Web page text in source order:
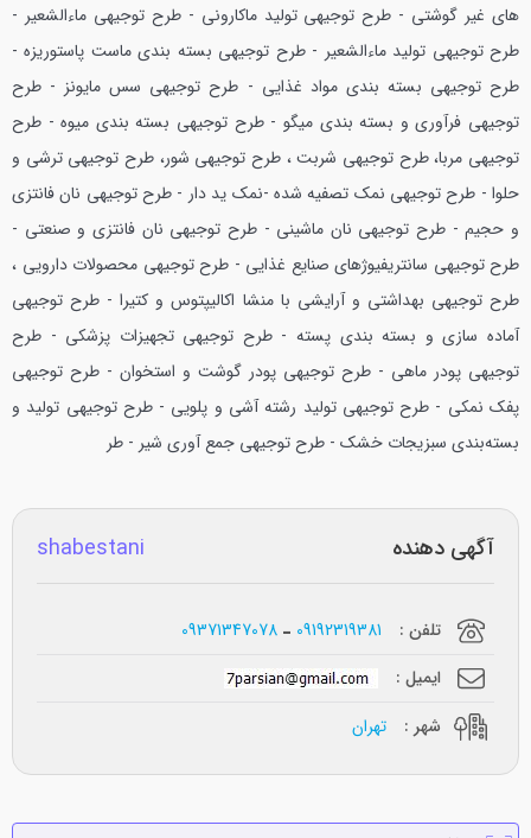
های غیر گوشتی - طرح توجیهی تولید ماکارونی - طرح توجیهی ماءالشعیر -
طرح توجیهی تولید ماءالشعیر - طرح توجیهی بسته بندی ماست پاستوریزه -
طرح توجیهی بسته بندی مواد غذایی - طرح توجیهی سس مایونز - طرح
توجیهی فرآوری و بسته بندی میگو - طرح توجیهی بسته بندی میوه - طرح
توجیهی مربا، طرح توجیهی شربت ، طرح توجیهی شور، طرح توجیهی ترشی و
حلوا - طرح توجیهی نمک تصفیه شده -نمک ید دار - طرح توجیهی نان فانتزی
و حجیم - طرح توجیهی نان ماشینی - طرح توجیهی نان فانتزی و صنعتی -
طرح توجیهی سانتریفیوژهای صنایع غذایی - طرح توجیهی محصولات دارویی ،
طرح توجیهی بهداشتی و آرایشی با منشا اکالیپتوس و کتیرا - طرح توجیهی
آماده سازی و بسته بندی پسته - طرح توجیهی تجهیزات پزشکی - طرح
توجیهی پودر ماهی - طرح توجیهی پودر گوشت و استخوان - طرح توجیهی
پفک نمکی - طرح توجیهی تولید رشته آشی و پلویی - طرح توجیهی تولید‌ و
بسته‌بندی سبزیجات خشک - طرح توجیهی جمع آوری شیر - طر
آگهی دهنده shabestani
تلفن : 09192319381
09371347078
ایمیل :
شهر :
تهران